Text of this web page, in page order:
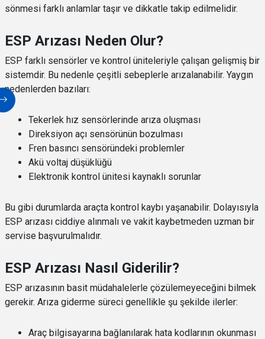
sönmesi farklı anlamlar taşır ve dikkatle takip edilmelidir.
ESP Arızası Neden Olur?
ESP farklı sensörler ve kontrol üniteleriyle çalışan gelişmiş bir
sistemdir. Bu nedenle çeşitli sebeplerle arızalanabilir. Yaygın
nedenlerden bazıları:
Tekerlek hız sensörlerinde arıza oluşması
Direksiyon açı sensörünün bozulması
Fren basıncı sensöründeki problemler
Akü voltaj düşüklüğü
Elektronik kontrol ünitesi kaynaklı sorunlar
Bu gibi durumlarda araçta kontrol kaybı yaşanabilir. Dolayısıyla
ESP arızası ciddiye alınmalı ve vakit kaybetmeden uzman bir
servise başvurulmalıdır.
ESP Arızası Nasıl Giderilir?
ESP arızasının basit müdahalelerle çözülemeyeceğini bilmek
gerekir. Arıza giderme süreci genellikle şu şekilde ilerler:
Araç bilgisayarına bağlanılarak hata kodlarının okunması